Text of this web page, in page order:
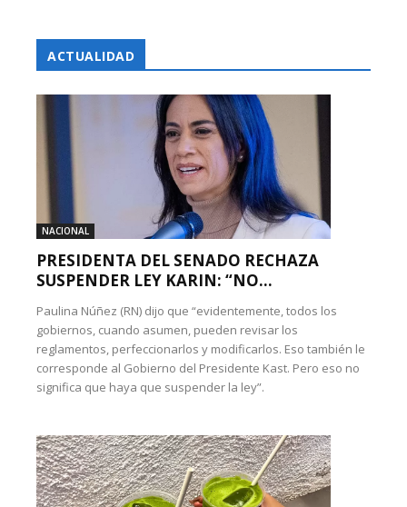
ACTUALIDAD
NACIONAL
PRESIDENTA DEL SENADO RECHAZA
SUSPENDER LEY KARIN: “NO...
Paulina Núñez (RN) dijo que “evidentemente, todos los
gobiernos, cuando asumen, pueden revisar los
reglamentos, perfeccionarlos y modificarlos. Eso también le
corresponde al Gobierno del Presidente Kast. Pero eso no
significa que haya que suspender la ley”.